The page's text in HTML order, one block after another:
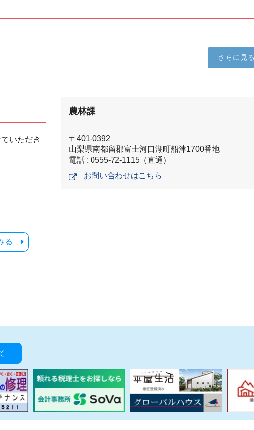
さらに見る
いただき
る
農林課
〒401-0392
山梨県南都留郡富士河口湖町船津1700番地
電話 : 0555-72-1115（直通）
お問い合わせはこちら